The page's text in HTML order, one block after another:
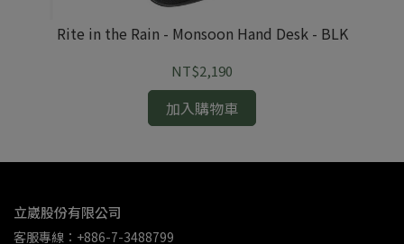
Rite in the Rain - Monsoon Hand Desk - BLK
NT$2,190
加入購物車
立崴股份有限公司
客服專線：+886-7-3488799